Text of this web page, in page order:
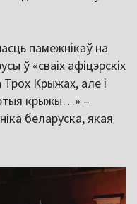
памежнікаў на
ў «сваіх афіцэрскіх
Трох Крыжах, але і
крыжы…» –
беларуска, якая